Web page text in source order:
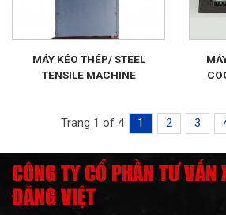
MÁY KÉO THÉP/ STEEL
TENSILE MACHINE
Trang 1 of 4 1 2 3
CÔNG TY CỔ PHẦN TƯ VẤN
ĐĂNG VIỆT